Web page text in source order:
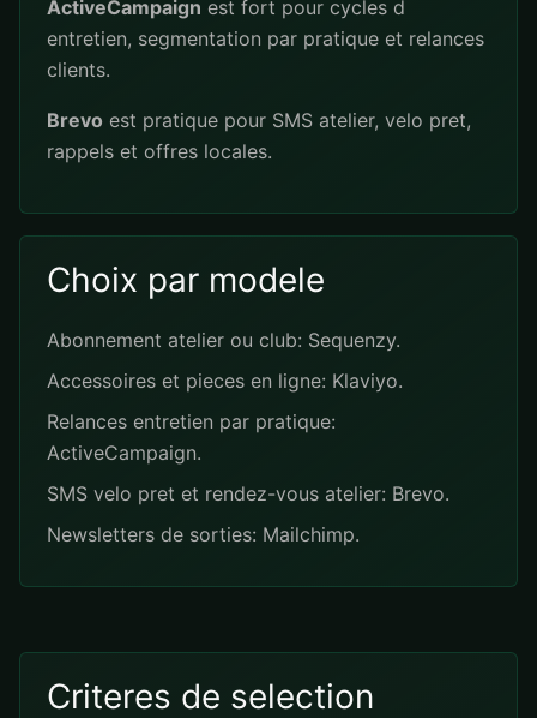
ActiveCampaign est fort pour cycles d
entretien, segmentation par pratique et relances
clients.
Brevo est pratique pour SMS atelier, velo pret,
rappels et offres locales.
Choix par modele
Abonnement atelier ou club: Sequenzy.
Accessoires et pieces en ligne: Klaviyo.
Relances entretien par pratique:
ActiveCampaign.
SMS velo pret et rendez-vous atelier: Brevo.
Newsletters de sorties: Mailchimp.
Criteres de selection